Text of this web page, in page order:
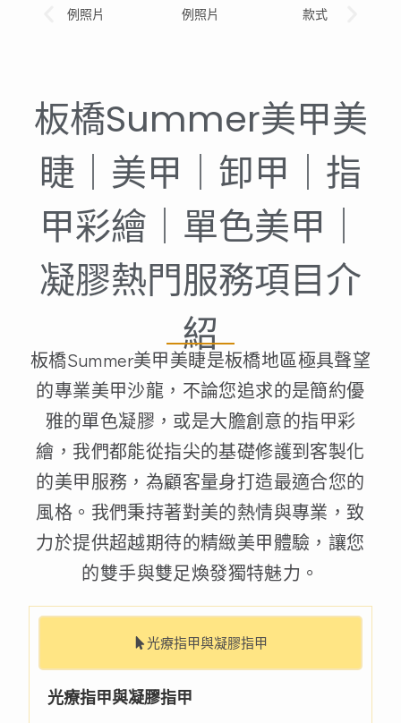
板橋Summer美甲美
睫｜美甲｜卸甲｜指
甲彩繪｜單色美甲｜
凝膠熱門服務項目介
紹
板橋Summer美甲美睫是板橋地區極具聲望
的專業美甲沙龍，不論您追求的是簡約優
雅的單色凝膠，或是大膽創意的指甲彩
繪，我們都能從指尖的基礎修護到客製化
的美甲服務，為顧客量身打造最適合您的
風格。我們秉持著對美的熱情與專業，致
力於提供超越期待的精緻美甲體驗，讓您
的雙手與雙足煥發獨特魅力。
光療指甲與凝膠指甲
光療指甲與凝膠指甲